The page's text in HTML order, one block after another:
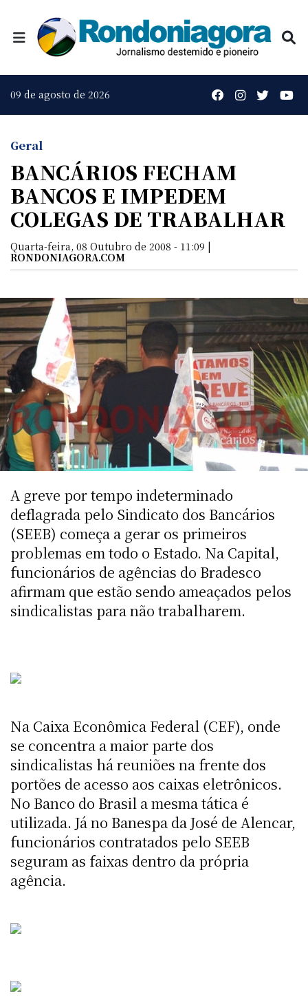
09 de agosto de 2026
Geral
BANCÁRIOS FECHAM
BANCOS E IMPEDEM
COLEGAS DE TRABALHAR
Quarta-feira, 08 Outubro de 2008 - 11:09 |
RONDONIAGORA.COM
A greve por tempo indeterminado
deflagrada pelo Sindicato dos Bancários
(SEEB) começa a gerar os primeiros
problemas em todo o Estado. Na Capital,
funcionários de agências do Bradesco
afirmam que estão sendo ameaçados pelos
sindicalistas para não trabalharem.
Na Caixa Econômica Federal (CEF), onde
se concentra a maior parte dos
sindicalistas há reuniões na frente dos
portões de acesso aos caixas eletrônicos.
No Banco do Brasil a mesma tática é
utilizada. Já no Banespa da José de Alencar,
funcionários contratados pelo SEEB
seguram as faixas dentro da própria
agência.